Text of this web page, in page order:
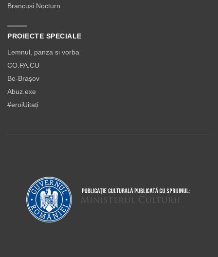
Brancusi Nocturn
PROIECTE SPECIALE
Lemnul, panza si vorba
CO.PA.CU
Be-Brașov
Abuz.exe
#eroiUitați